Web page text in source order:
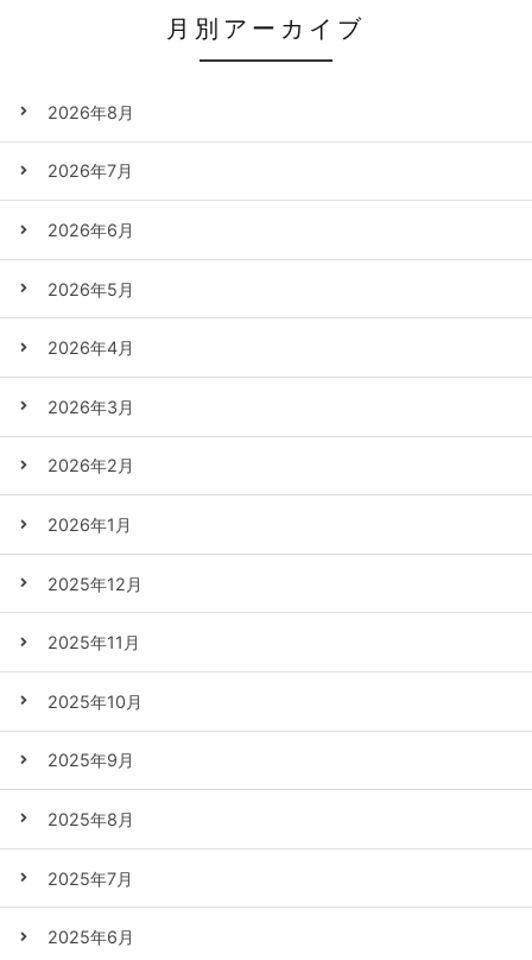
月別アーカイブ
2026年8月
2026年7月
2026年6月
2026年5月
2026年4月
2026年3月
2026年2月
2026年1月
2025年12月
2025年11月
2025年10月
2025年9月
2025年8月
2025年7月
2025年6月